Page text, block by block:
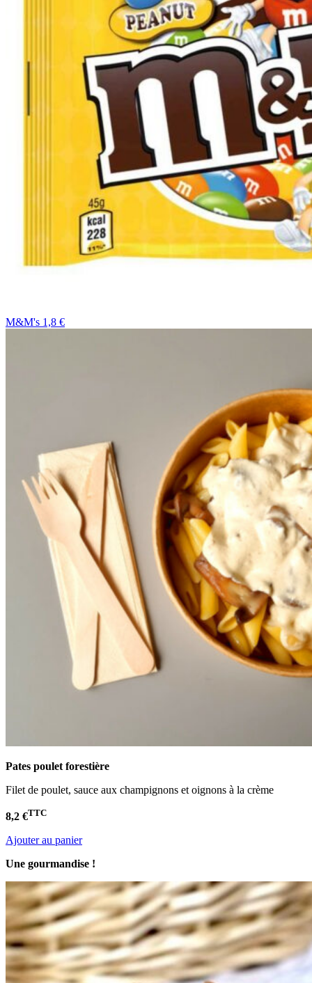
M&M's 1,8 €
Pates poulet forestière
Filet de poulet, sauce aux champignons et oignons à la crème
8,2 €TTC
Ajouter au panier
Une gourmandise !